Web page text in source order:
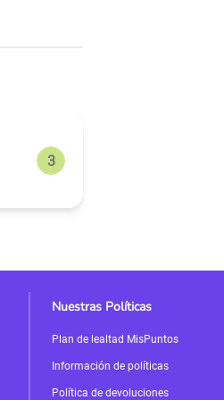
Nuestras Políticas
Plan de lealtad MisPuntos
Información de políticas
Política de devoluciones